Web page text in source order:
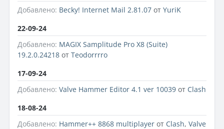
Добавлено: Becky! Internet Mail 2.81.07 от YuriK
22-09-24
Добавлено: MAGIX Samplitude Pro X8 (Suite)
19.2.0.24218 от Teodorrrro
17-09-24
Добавлено: Valve Hammer Editor 4.1 ver 10039 от Clash
18-08-24
Добавлено: Hammer++ 8868 multiplayer от Clash, Valve